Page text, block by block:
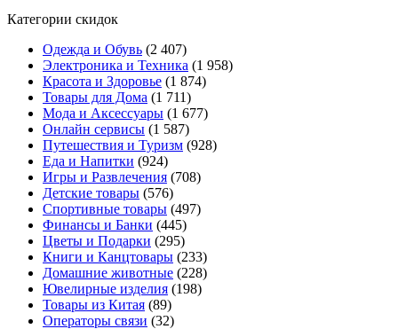
Категории скидок
Одежда и Обувь (2 407)
Электроника и Техника (1 958)
Красота и Здоровье (1 874)
Товары для Дома (1 711)
Мода и Аксессуары (1 677)
Онлайн сервисы (1 587)
Путешествия и Туризм (928)
Еда и Напитки (924)
Игры и Развлечения (708)
Детские товары (576)
Спортивные товары (497)
Финансы и Банки (445)
Цветы и Подарки (295)
Книги и Канцтовары (233)
Домашние животные (228)
Ювелирные изделия (198)
Товары из Китая (89)
Операторы связи (32)